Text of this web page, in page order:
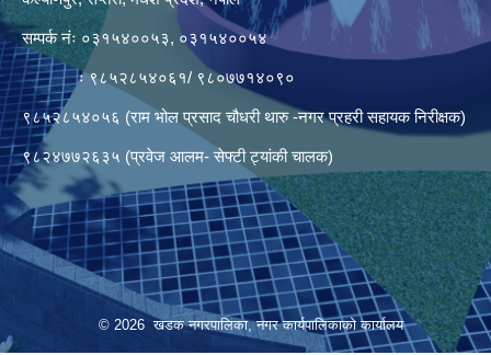
सम्पर्क नंः ०३१५४००५३, ०३१५४००५४
ः ९८५२८५४०६१/ ९८०७७१४०९०
९८५२८५४०५६ (राम भोल प्रसाद चौधरी थारु -नगर प्रहरी सहायक निरीक्षक)
९८२४७७२६३५ (प्रवेज आलम- सेफ्टी ट्यांकी चालक)
© 2026 खडक नगरपालिका, नगर कार्यपालिकाकाे कार्यालय